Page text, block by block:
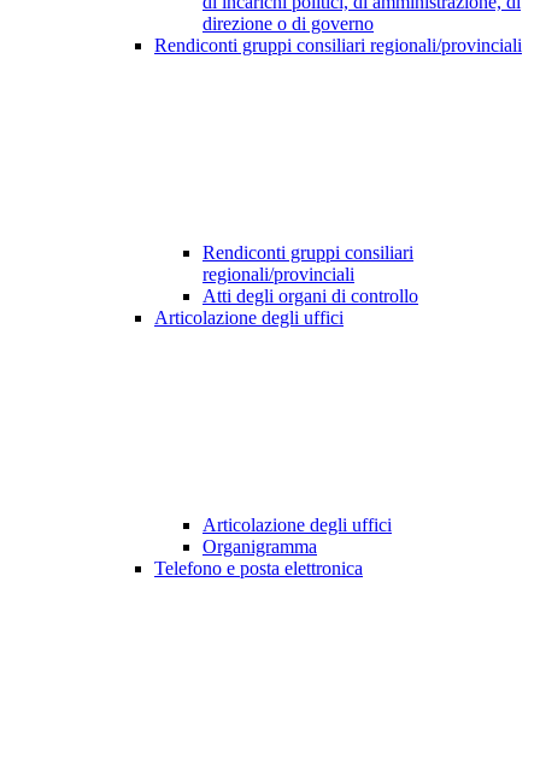
direzione o di governo
Rendiconti gruppi consiliari regionali/provinciali
Rendiconti gruppi consiliari
regionali/provinciali
Atti degli organi di controllo
Articolazione degli uffici
Articolazione degli uffici
Organigramma
Telefono e posta elettronica